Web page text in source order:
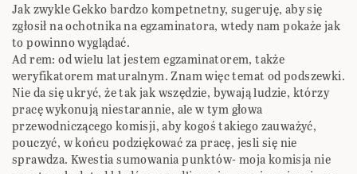
Jak zwykle Gekko bardzo kompetnetny, sugeruję, aby się
zgłosił na ochotnika na egzaminatora, wtedy nam pokaże jak
to powinno wyglądać.
Ad rem: od wielu lat jestem egzaminatorem, także
weryfikatorem maturalnym. Znam więc temat od podszewki.
Nie da się ukryć, że tak jak wszędzie, bywają ludzie, którzy
pracę wykonują niestarannie, ale w tym głowa
przewodniczącego komisji, aby kogoś takiego zauważyć,
pouczyć, w końcu podziękować za pracę, jesli się nie
sprawdza. Kwestia sumowania punktów- moja komisja nie